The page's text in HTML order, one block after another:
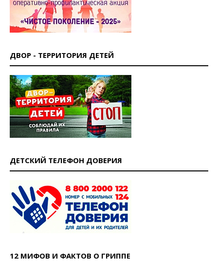
ДВОР - ТЕРРИТОРИЯ ДЕТЕЙ
ДЕТСКИЙ ТЕЛЕФОН ДОВЕРИЯ
12 МИФОВ И ФАКТОВ О ГРИППЕ